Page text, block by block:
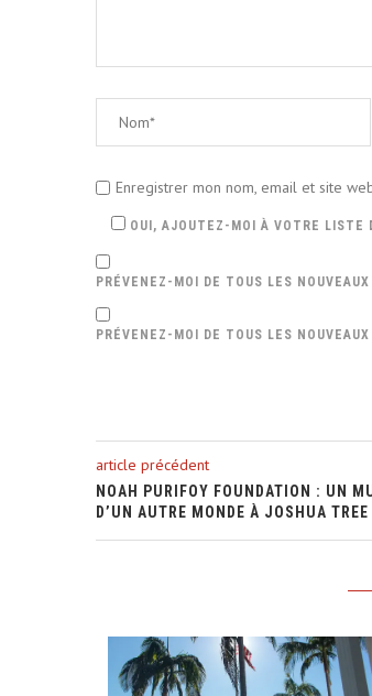
Enregistrer mon nom, email et site
OUI, AJOUTEZ-MOI À VOTRE LISTE
PRÉVENEZ-MOI DE TOUS LES
PRÉVENEZ-MOI DE TOUS LES
article précédent
NOAH PURIFOY FOUNDATION : UN
D’UN AUTRE MONDE À JOSHUA TREE